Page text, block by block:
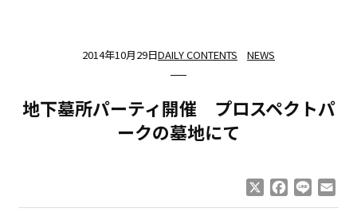
2014年10月29日DAILY CONTENTS NEWS
地下墓所パーティ開催 プロスペクトパ
ークの墓地にて
Facebook
Line